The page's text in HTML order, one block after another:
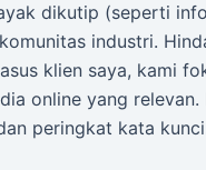
dikutip (seperti
industri.
klien saya, kami
online yang
peringkat kata